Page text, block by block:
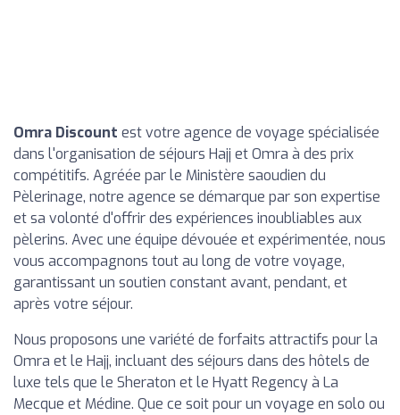
Omra Discount est votre agence de voyage spécialisée
dans l'organisation de séjours Hajj et Omra à des prix
compétitifs. Agréée par le Ministère saoudien du
Pèlerinage, notre agence se démarque par son expertise
et sa volonté d'offrir des expériences inoubliables aux
pèlerins. Avec une équipe dévouée et expérimentée, nous
vous accompagnons tout au long de votre voyage,
garantissant un soutien constant avant, pendant, et
après votre séjour.
Nous proposons une variété de forfaits attractifs pour la
Omra et le Hajj, incluant des séjours dans des hôtels de
luxe tels que le Sheraton et le Hyatt Regency à La
Mecque et Médine. Que ce soit pour un voyage en solo ou